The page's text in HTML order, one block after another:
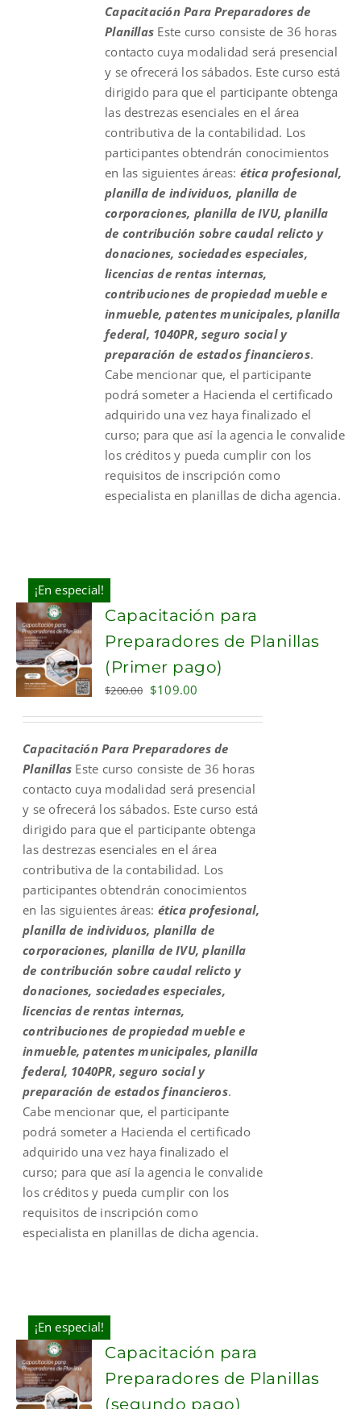
$475.00.$325.00.
Capacitación Para Preparadores de
Planillas Este curso consiste de 36 horas
contacto cuya modalidad será presencial
y se ofrecerá los sábados. Este curso está
dirigido para que el participante obtenga
las destrezas esenciales en el área
contributiva de la contabilidad. Los
participantes obtendrán conocimientos
en las siguientes áreas: ética profesional,
planilla de individuos, planilla de
corporaciones, planilla de IVU, planilla
de contribución sobre caudal relicto y
donaciones, sociedades especiales,
licencias de rentas internas,
contribuciones de propiedad mueble e
inmueble, patentes municipales, planilla
federal, 1040PR, seguro social y
preparación de estados financieros.
Cabe mencionar que, el participante
podrá someter a Hacienda el certificado
adquirido una vez haya finalizado el
curso; para que así la agencia le convalide
los créditos y pueda cumplir con los
requisitos de inscripción como
especialista en planillas de dicha agencia.
¡En especial!
ADD TO
CART
Capacitación para
Preparadores de Planillas
(Primer pago)
$200.00 Original
$200.00.
$109.00
$109.00.
Capacitación Para Preparadores de
Planillas Este curso consiste de 36 horas
contacto cuya modalidad será presencial
y se ofrecerá los sábados. Este curso está
dirigido para que el participante obtenga
las destrezas esenciales en el área
contributiva de la contabilidad. Los
participantes obtendrán conocimientos
en las siguientes áreas: ética profesional,
planilla de individuos, planilla de
corporaciones, planilla de IVU, planilla
de contribución sobre caudal relicto y
donaciones, sociedades especiales,
licencias de rentas internas,
contribuciones de propiedad mueble e
inmueble, patentes municipales, planilla
federal, 1040PR, seguro social y
preparación de estados financieros.
Cabe mencionar que, el participante
podrá someter a Hacienda el certificado
adquirido una vez haya finalizado el
curso; para que así la agencia le convalide
los créditos y pueda cumplir con los
requisitos de inscripción como
especialista en planillas de dicha agencia.
¡En especial!
ADD TO
CART
Capacitación para
Preparadores de Planillas
(segundo pago)